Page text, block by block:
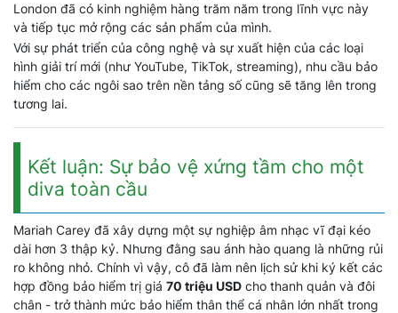
London đã có kinh nghiệm hàng trăm năm trong lĩnh vực này
và tiếp tục mở rộng các sản phẩm của mình.
Với sự phát triển của công nghệ và sự xuất hiện của các loại
hình giải trí mới (như YouTube, TikTok, streaming), nhu cầu bảo
hiểm cho các ngôi sao trên nền tảng số cũng sẽ tăng lên trong
tương lai.
Kết luận: Sự bảo vệ xứng tầm cho một
diva toàn cầu
Mariah Carey đã xây dựng một sự nghiệp âm nhạc vĩ đại kéo
dài hơn 3 thập kỷ. Nhưng đằng sau ánh hào quang là những rủi
ro không nhỏ. Chính vì vậy, cô đã làm nên lịch sử khi ký kết các
hợp đồng bảo hiểm trị giá 70 triệu USD cho thanh quản và đôi
chân - trở thành mức bảo hiểm thân thể cá nhân lớn nhất trong